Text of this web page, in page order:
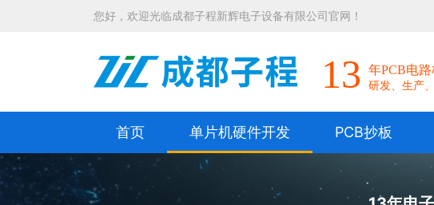
您好，欢迎光临成都子程新辉电子设备有限公司官网！
13 年PCB电
研发、生产
首页 单片机硬件开发 PCB抄板